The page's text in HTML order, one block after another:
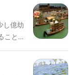
し億劫
ことが